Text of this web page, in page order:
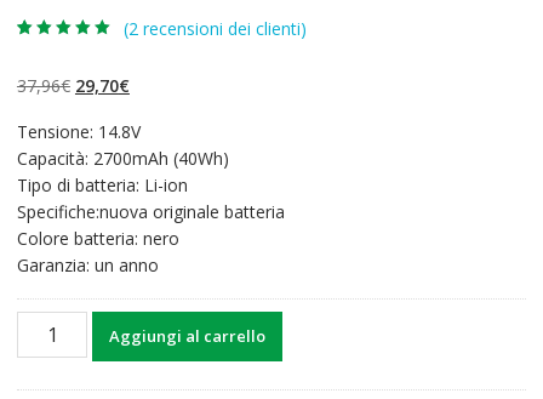
base di
recensioni
(2 recensioni dei clienti)
37,96€ Il
originale
era:
37,96€.
29,70€Il
attuale
è:
29,70€.
Tensione: 14.8V
Capacità: 2700mAh (40Wh)
Tipo di batteria: Li-ion
Specifiche:nuova originale batteria
Colore batteria: nero
Garanzia: un anno
Batteria
Aggiungi al carrello